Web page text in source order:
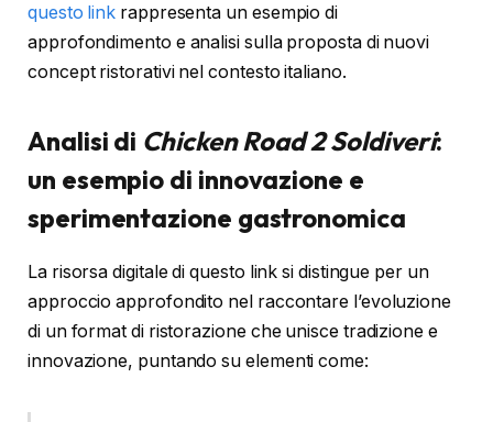
questo link rappresenta un esempio di
approfondimento e analisi sulla proposta di nuovi
concept ristorativi nel contesto italiano.
Analisi di Chicken Road 2 Soldiveri:
un esempio di innovazione e
sperimentazione gastronomica
La risorsa digitale di questo link si distingue per un
approccio approfondito nel raccontare l’evoluzione
di un format di ristorazione che unisce tradizione e
innovazione, puntando su elementi come: